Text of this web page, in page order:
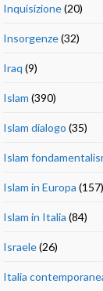
Inquisizione(20)
Insorgenze(32)
Iraq (9)
Islam (390)
Islam dialogo (35)
Islam
Islam in Europa (157)
Islam in Italia (84)
Israele(26)
Italia